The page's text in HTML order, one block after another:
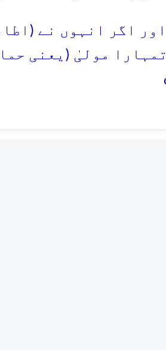
اور اگر انہوں نے
مولیٰ (یعنی